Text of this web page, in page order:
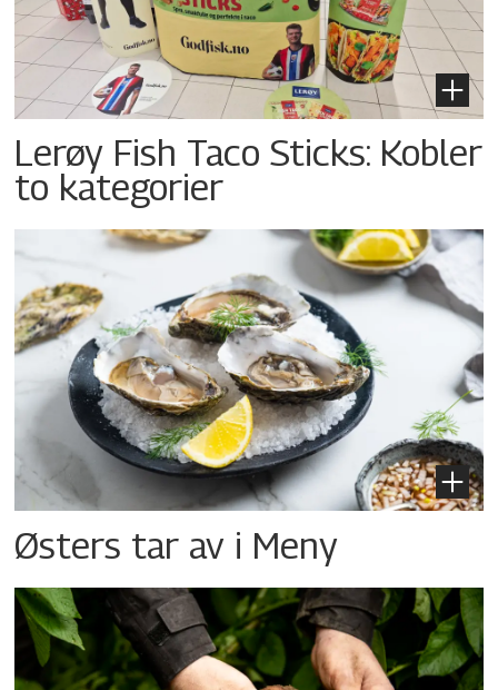
Lerøy Fish Taco Sticks: Kobler
to kategorier
Østers tar av i Meny